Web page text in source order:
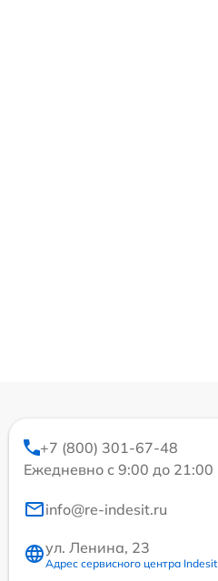
+7 (800) 301-67-48
Ежедневно с 9:00 до 21:00
info@re-indesit.ru
ул. Ленина, 23
Адрес сервисного центра Indesit